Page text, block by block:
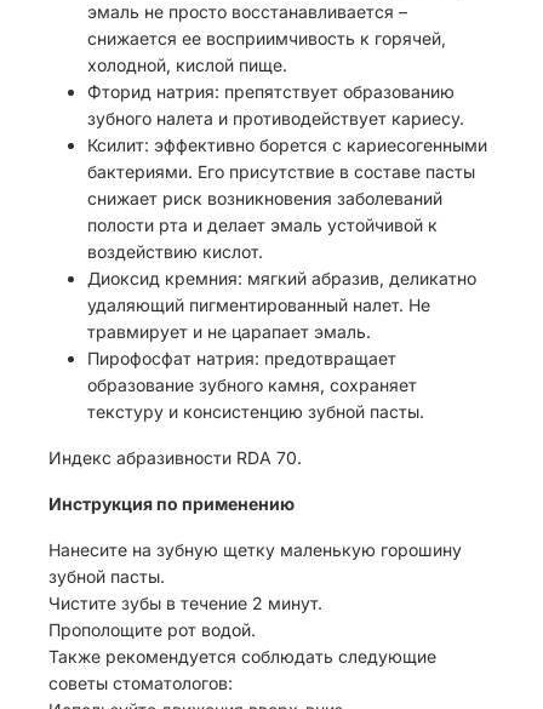
эмаль не просто восстанавливается –
снижается ее восприимчивость к горячей,
холодной, кислой пище.
Фторид натрия: препятствует образованию
зубного налета и противодействует кариесу.
Ксилит: эффективно борется с кариесогенными
бактериями. Его присутствие в составе пасты
снижает риск возникновения заболеваний
полости рта и делает эмаль устойчивой к
воздействию кислот.
Диоксид кремния: мягкий абразив, деликатно
удаляющий пигментированный налет. Не
травмирует и не царапает эмаль.
Пирофосфат натрия: предотвращает
образование зубного камня, сохраняет
текстуру и консистенцию зубной пасты.
Индекс абразивности RDA 70.
Инструкция по применению
Нанесите на зубную щетку маленькую горошину
зубной пасты.
Чистите зубы в течение 2 минут.
Прополощите рот водой.
Также рекомендуется соблюдать следующие
советы стоматологов: